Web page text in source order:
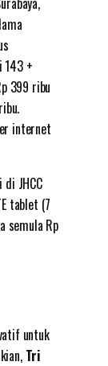
143 +
399 ribu
internet
JHCC
tablet (7
semula Rp
untuk
Tri